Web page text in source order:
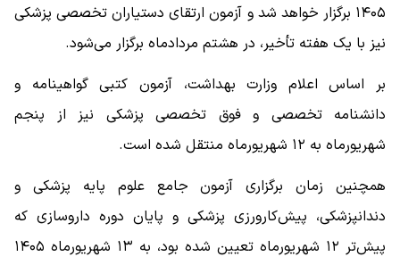
۱۴۰۵ برگزار خواهد شد و آزمون ارتقای دستیاران تخصصی پزشکی
نیز با یک هفته تأخیر، در هشتم مردادماه برگزار می‌شود.
بر اساس اعلام وزارت بهداشت، آزمون کتبی گواهینامه و
دانشنامه تخصصی و فوق تخصصی پزشکی نیز از پنجم
شهریورماه به ۱۲ شهریورماه منتقل شده است.
همچنین زمان برگزاری آزمون جامع علوم پایه پزشکی و
دندانپزشکی، پیش‌کارورزی پزشکی و پایان دوره داروسازی که
پیش‌تر ۱۲ شهریورماه تعیین شده بود، به ۱۳ شهریورماه ۱۴۰۵